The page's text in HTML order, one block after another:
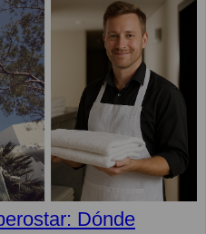
Dónde